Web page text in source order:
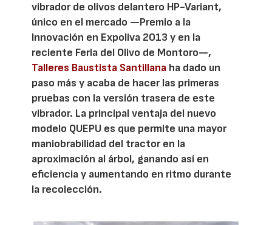
vibrador de olivos delantero HP-Variant,
único en el mercado —Premio a la
Innovación en Expoliva 2013 y en la
reciente Feria del Olivo de Montoro—,
Talleres Baustista Santillana ha dado un
paso más y acaba de hacer las primeras
pruebas con la versión trasera de este
vibrador. La principal ventaja del nuevo
modelo QUEPU es que permite una mayor
maniobrabilidad del tractor en la
aproximación al árbol, ganando así en
eficiencia y aumentando en ritmo durante
la recolección.